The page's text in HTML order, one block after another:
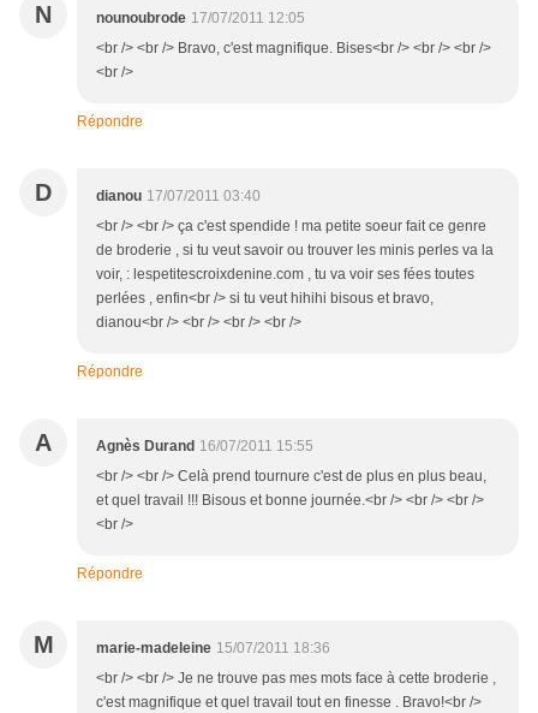
N nounoubrode 17/07/2011 12:05
<br /> <br /> Bravo, c'est magnifique. Bises<br /> <br /> <br />
<br />
Répondre
D dianou 17/07/2011 03:40
<br /> <br /> ça c'est spendide ! ma petite soeur fait ce genre
de broderie , si tu veut savoir ou trouver les minis perles va la
voir, : lespetitescroixdenine.com , tu va voir ses fées toutes
perlées , enfin<br /> si tu veut hihihi bisous et bravo,
dianou<br /> <br /> <br /> <br />
Répondre
A Agnès Durand 16/07/2011 15:55
<br /> <br /> Celà prend tournure c'est de plus en plus beau,
et quel travail !!! Bisous et bonne journée.<br /> <br /> <br />
<br />
Répondre
M marie-madeleine 15/07/2011 18:36
<br /> <br /> Je ne trouve pas mes mots face à cette broderie ,
c'est magnifique et quel travail tout en finesse . Bravo!<br />